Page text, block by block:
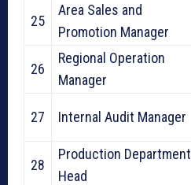
25
Area Sales and
Promotion Manager
26
Regional Operation
Manager
27 Internal Audit Manager
28
Production Department
Head